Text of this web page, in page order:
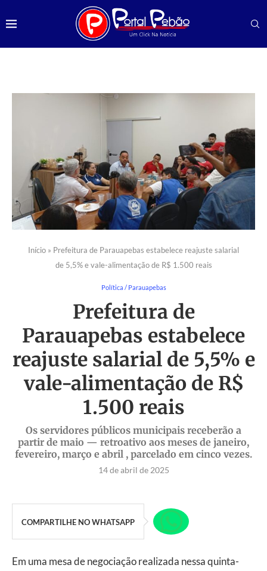
Início » Prefeitura de Parauapebas estabelece reajuste salarial
de 5,5% e vale-alimentação de R$ 1.500 reais
Política / Parauapebas
Prefeitura de
Parauapebas estabelece
reajuste salarial de 5,5% e
vale-alimentação de R$
1.500 reais
Os servidores públicos municipais receberão a
partir de maio — retroativo aos meses de janeiro,
fevereiro, março e abril , parcelado em cinco vezes.
14 de abril de 2025
COMPARTILHE NO WHATSAPP
Em uma mesa de negociação realizada nessa quinta-